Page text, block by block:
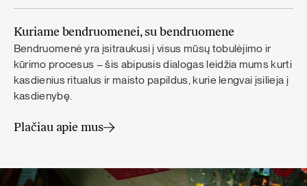
Kuriame bendruomenei, su bendruomene
Bendruomenė yra įsitraukusi į visus mūsų tobulėjimo ir
kūrimo procesus – šis abipusis dialogas leidžia mums kurti
kasdienius ritualus ir maisto papildus, kurie lengvai įsilieja į
kasdienybę.
Plačiau apie mus